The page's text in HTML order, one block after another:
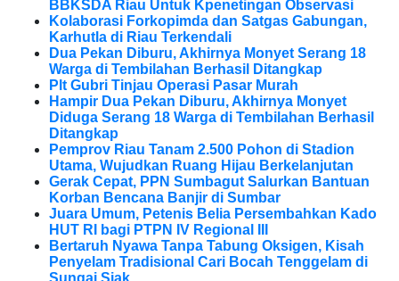
BBKSDA Riau Untuk Kpenetingan Observasi
Kolaborasi Forkopimda dan Satgas Gabungan,
Karhutla di Riau Terkendali
Dua Pekan Diburu, Akhirnya Monyet Serang 18
Warga di Tembilahan Berhasil Ditangkap
Plt Gubri Tinjau Operasi Pasar Murah
Hampir Dua Pekan Diburu, Akhirnya Monyet
Diduga Serang 18 Warga di Tembilahan Berhasil
Ditangkap
Pemprov Riau Tanam 2.500 Pohon di Stadion
Utama, Wujudkan Ruang Hijau Berkelanjutan
Gerak Cepat, PPN Sumbagut Salurkan Bantuan
Korban Bencana Banjir di Sumbar
Juara Umum, Petenis Belia Persembahkan Kado
HUT RI bagi PTPN IV Regional III
Bertaruh Nyawa Tanpa Tabung Oksigen, Kisah
Penyelam Tradisional Cari Bocah Tenggelam di